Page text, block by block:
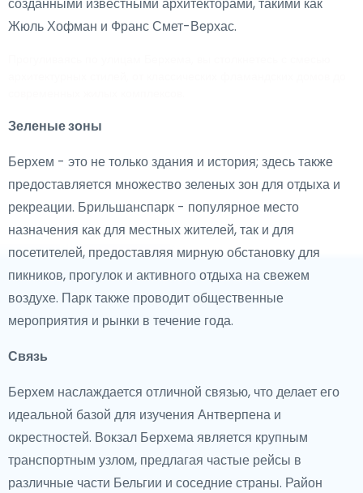
Жюль Хофман и Франс Смет-Верхас.
Зеленые зоны
Берхем - это не только здания и история; здесь также
предоставляется множество зеленых зон для отдыха и
рекреации. Брильшанспарк - популярное место
назначения как для местных жителей, так и для
посетителей, предоставляя мирную обстановку для
пикников, прогулок и активного отдыха на свежем
воздухе. Парк также проводит общественные
мероприятия и рынки в течение года.
Связь
Берхем наслаждается отличной связью, что делает его
идеальной базой для изучения Антверпена и
окрестностей. Вокзал Берхема является крупным
транспортным узлом, предлагая частые рейсы в
различные части Бельгии и соседние страны. Район